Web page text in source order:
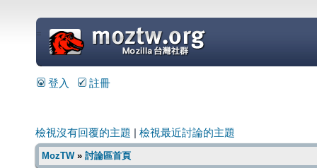
=
登入 註冊
檢視沒有回覆的主題 檢視最近討論的主題
MozTW» 討論區首頁